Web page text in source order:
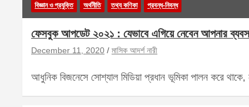
বিজ্ঞান ও প্রযুক্তি অর্থনীতি তথ্য কণিকা প্রবন্ধ-নিবন্ধ
ফেসবুক আপডেট ২০২১ : যেভাবে এগিয়ে নেবেন আপনার
December 11, 2020 মাসিক আদর্শ নারী
আধুনিক বিজনেসে সোশ্যাল মিডিয়া প্রধান ভূমিকা পালন করে